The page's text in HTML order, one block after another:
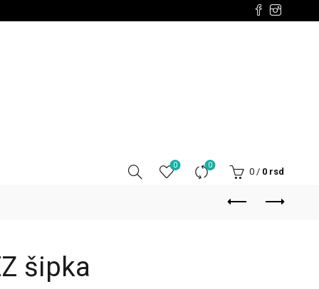
0 0
0 / 0 rsd
šipka